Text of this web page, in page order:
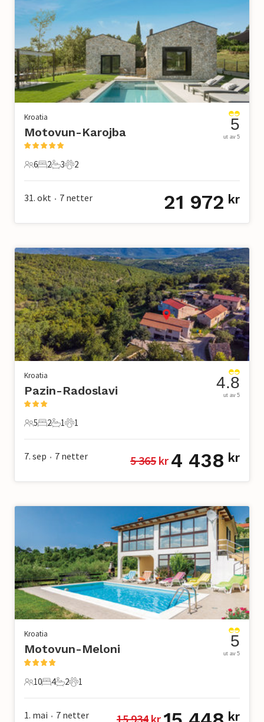
Kroatia
Motovun-Karojba
6 Gjester
6
2 Soverom
2
3 Bad
3
2 Kjæledyr
2
5
ut av 5
31. okt • 7 netter 21 972 kr
Kroatia
Pazin-Radoslavi
5 Gjester
5
2 Soverom
2
1 Bad
1
1 Kjæledyr
1
4.8
ut av 5
7. sep • 7 netter 5 365 kr 4 438 kr
Kroatia
Motovun-Meloni
10 Gjester
10
4 Soverom
4
2 Bad
2
1 Kjæledyr
1
5
ut av 5
1. mai • 7 netter 15 934 kr kr